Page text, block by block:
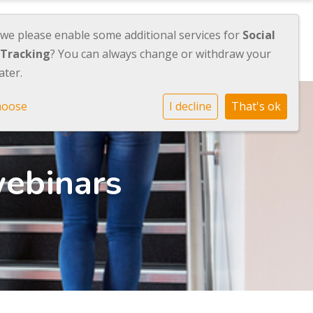
Over Stichting Orion Contact
please enable some additional services for Social
? You can always change or withdraw your
I decline That's ok